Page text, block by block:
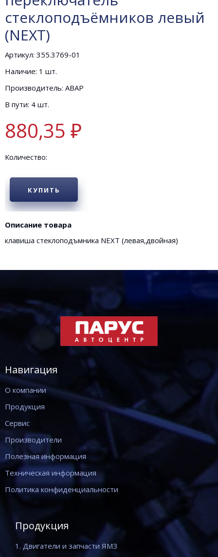
стеклоподъёмников левый
(NEXT)
Артикул: 355.3769-01
Наличие: 1 шт.
Производитель: АВАР
В пути: 4 шт.
880,35 ₽
Количество:
КУПИТЬ
Описание товара
клавиша стеклоподъмника NEXT (левая,двойная)
Навигация
О компании
Продукция
Сервис
Производители
Полезная информация
Техническая информация
Политика конфиденциальности
Продукция
1. Двигатели и запчасти ЯМЗ